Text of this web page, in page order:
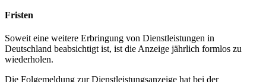
Fristen
Soweit eine weitere Erbringung von Dienstleistungen in
Deutschland beabsichtigt ist, ist die Anzeige jährlich formlos zu
wiederholen.
Die Folgemeldung zur Dienstleistungsanzeige hat bei der